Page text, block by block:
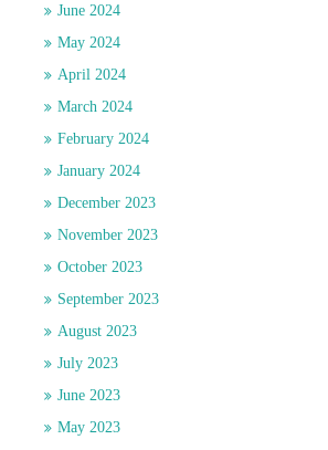
June 2024
May 2024
April 2024
March 2024
February 2024
January 2024
December 2023
November 2023
October 2023
September 2023
August 2023
July 2023
June 2023
May 2023